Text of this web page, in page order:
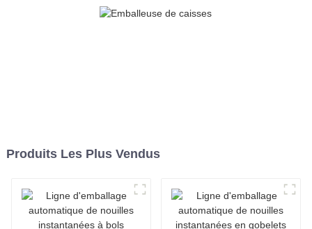
Produits Les Plus Vendus